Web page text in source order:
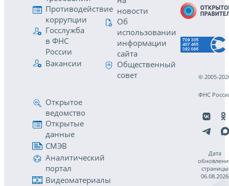
Противодействие
коррупции
Госслужба
в ФНС
России
Вакансии
новости
Об
использовании
информации
сайта
Общественный
совет
Открытое
ведомство
Открытые
данные
СМЭВ
Аналитический
портал
Видеоматериалы
© 2005-
ФНС
Дата
страницы
06.08.2026